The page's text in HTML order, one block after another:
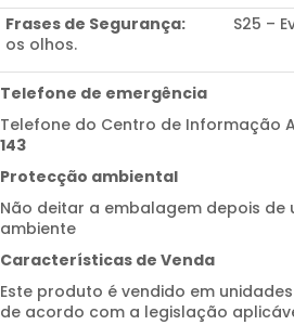
Frases de Segurança: S25 –
os olhos.
Telefone de emergência
Telefone do Centro de Informação
143
Protecção ambiental
Não deitar a embalagem depois de
ambiente
Características de Venda
Este produto é vendido em
de acordo com a legislação